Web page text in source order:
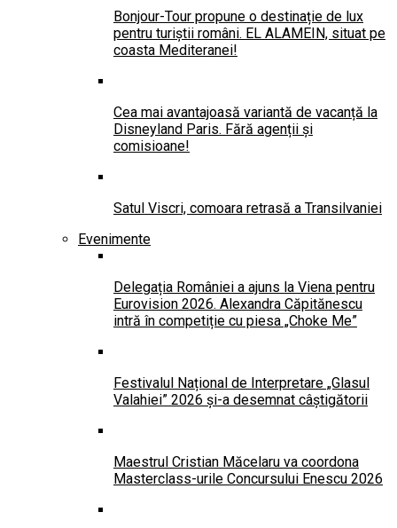
Bonjour-Tour propune o destinație de lux
pentru turiștii români. EL ALAMEIN, situat pe
coasta Mediteranei!
Cea mai avantajoasă variantă de vacanță la
Disneyland Paris. Fără agenții și
comisioane!
Satul Viscri, comoara retrasă a Transilvaniei
Evenimente
Delegația României a ajuns la Viena pentru
Eurovision 2026. Alexandra Căpitănescu
intră în competiție cu piesa „Choke Me”
Festivalul Național de Interpretare „Glasul
Valahiei” 2026 și-a desemnat câștigătorii
Maestrul Cristian Măcelaru va coordona
Masterclass-urile Concursului Enescu 2026